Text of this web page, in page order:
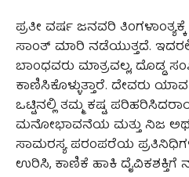
ಪ್ರತೀ ವರ್ಷ ಜನವರಿ
ಸಾಂತ್‌ ಮಾರಿ ನಡೆಯುತ್ತದೆ.
ಬಾಂಧವರು ಮಾತ್ರವಲ್ಲ, ದೊಡ್ಡ
ಕಾಣಿಸಿಕೊಳ್ಳುತ್ತಾರೆ. ದೇವರು
ಒಟ್ಟಿನಲ್ಲಿ ತಮ್ಮ ಕಷ್ಟ
ಮನೋಭಾವನೆಯ ಮತ್ತು ನಿಜ
ಸಾಮರಸ್ಯ ಪರಂಪರೆಯ
ಉರಿಸಿ, ಕಾಣಿಕೆ ಹಾಕಿ ದೈವಿಕಶಕ್ತಿಗೆ